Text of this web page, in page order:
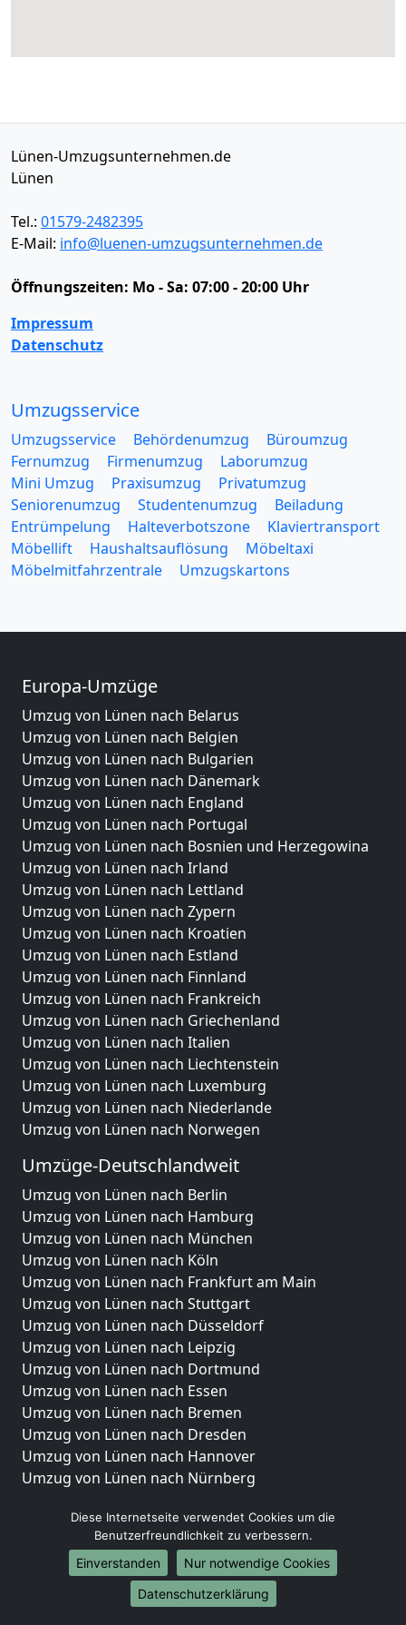
Lünen-Umzugsunternehmen.de
Lünen
Tel.: 01579-2482395
E-Mail: info@luenen-umzugsunternehmen.de
Öffnungszeiten: Mo - Sa: 07:00 - 20:00 Uhr
Impressum
Datenschutz
Umzugsservice
Umzugsservice Behördenumzug
Büroumzug
Fernumzug
Firmenumzug
Laborumzug
Mini Umzug
Praxisumzug
Privatumzug
Seniorenumzug
Studentenumzug
Beiladung
Entrümpelung
Halteverbotszone
Klaviertransport
Möbellift
Haushaltsauflösung
Möbeltaxi
Möbelmitfahrzentrale
Umzugskartons
Europa-Umzüge
Umzug von Lünen nach Belarus
Umzug von Lünen nach Belgien
Umzug von Lünen nach Bulgarien
Umzug von Lünen nach Dänemark
Umzug von Lünen nach England
Umzug von Lünen nach Portugal
Umzug von Lünen nach Bosnien und Herzegowina
Umzug von Lünen nach Irland
Umzug von Lünen nach Lettland
Umzug von Lünen nach Zypern
Umzug von Lünen nach Kroatien
Umzug von Lünen nach Estland
Umzug von Lünen nach Finnland
Umzug von Lünen nach Frankreich
Umzug von Lünen nach Griechenland
Umzug von Lünen nach Italien
Umzug von Lünen nach Liechtenstein
Umzug von Lünen nach Luxemburg
Umzug von Lünen nach Niederlande
Umzug von Lünen nach Norwegen
Umzüge-Deutschlandweit
Umzug von Lünen nach Berlin
Umzug von Lünen nach Hamburg
Umzug von Lünen nach München
Umzug von Lünen nach Köln
Umzug von Lünen nach Frankfurt am Main
Umzug von Lünen nach Stuttgart
Umzug von Lünen nach Düsseldorf
Umzug von Lünen nach Leipzig
Umzug von Lünen nach Dortmund
Umzug von Lünen nach Essen
Umzug von Lünen nach Bremen
Umzug von Lünen nach Dresden
Umzug von Lünen nach Hannover
Umzug von Lünen nach Nürnberg
Umzug von Lünen nach Bochum
Umzug von Lünen nach Wuppertal
Umzug von Lünen nach Bielefeld
Umzug von Lünen nach Bonn
Umzug von Lünen nach Münster
Diese Internetseite verwendet Cookies um die
Benutzerfreundlichkeit zu verbessern.
Einverstanden
Nur notwendige Cookies
Datenschutzerklärung